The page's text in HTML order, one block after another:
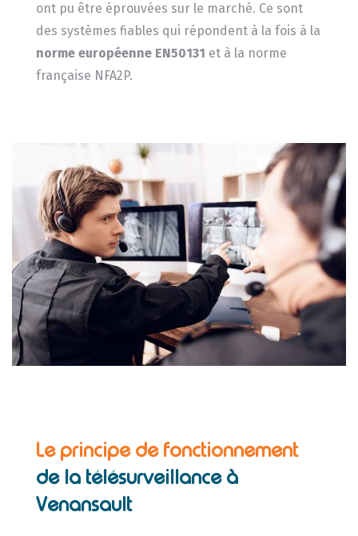
ont pu être éprouvées sur le marché. Ce sont
des systèmes fiables qui répondent à la fois à la
norme européenne EN50131 et à la norme
française NFA2P.
Le principe de fonctionnement
de la télésurveillance à
Venansault